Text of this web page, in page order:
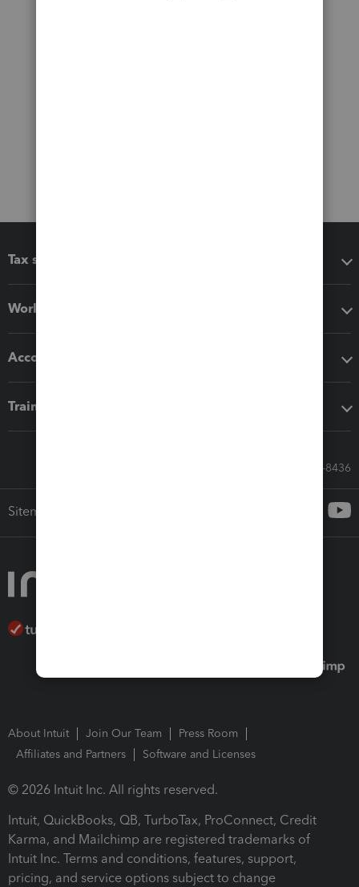
Tax software
Workflow add-ons
Accounting solutions
Training & support
Call Sales: 833-564-8436
Sitemap
About Intuit Join Our Team
Press Room
Affiliates and Partners
Software and Licenses
© 2026 Intuit Inc. All rights reserved.
Intuit, QuickBooks, QB, TurboTax, ProConnect, Credit
Karma, and Mailchimp are registered trademarks of
Intuit Inc. Terms and conditions, features, support,
pricing, and service options subject to change